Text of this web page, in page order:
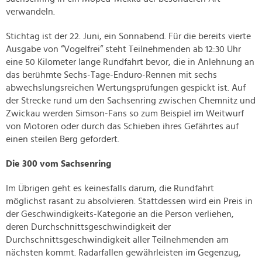
verwandeln.
Stichtag ist der 22. Juni, ein Sonnabend. Für die bereits vierte
Ausgabe von “Vogelfrei“ steht Teilnehmenden ab 12:30 Uhr
eine 50 Kilometer lange Rundfahrt bevor, die in Anlehnung an
das berühmte Sechs-Tage-Enduro-Rennen mit sechs
abwechslungsreichen Wertungsprüfungen gespickt ist. Auf
der Strecke rund um den Sachsenring zwischen Chemnitz und
Zwickau werden Simson-Fans so zum Beispiel im Weitwurf
von Motoren oder durch das Schieben ihres Gefährtes auf
einen steilen Berg gefordert.
Die 300 vom Sachsenring
Im Übrigen geht es keinesfalls darum, die Rundfahrt
möglichst rasant zu absolvieren. Stattdessen wird ein Preis in
der Geschwindigkeits-Kategorie an die Person verliehen,
deren Durchschnittsgeschwindigkeit der
Durchschnittsgeschwindigkeit aller Teilnehmenden am
nächsten kommt. Radarfallen gewährleisten im Gegenzug,